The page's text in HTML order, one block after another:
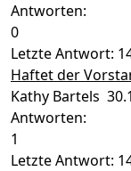
Antworten:
0
Letzte Antwort:
Haftet der
Kathy Bartels
Antworten:
1
Letzte Antwort: